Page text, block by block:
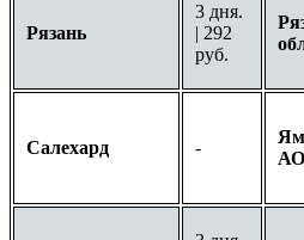
Рязань
3 дня.
| 292
руб.
Салехард -
АО